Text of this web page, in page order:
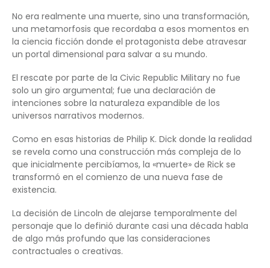
No era realmente una muerte, sino una transformación,
una metamorfosis que recordaba a esos momentos en
la ciencia ficción donde el protagonista debe atravesar
un portal dimensional para salvar a su mundo.
El rescate por parte de la Civic Republic Military no fue
solo un giro argumental; fue una declaración de
intenciones sobre la naturaleza expandible de los
universos narrativos modernos.
Como en esas historias de Philip K. Dick donde la realidad
se revela como una construcción más compleja de lo
que inicialmente percibíamos, la «muerte» de Rick se
transformó en el comienzo de una nueva fase de
existencia.
La decisión de Lincoln de alejarse temporalmente del
personaje que lo definió durante casi una década habla
de algo más profundo que las consideraciones
contractuales o creativas.